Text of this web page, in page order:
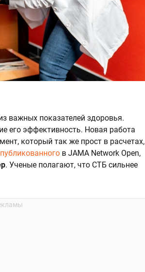
важных показателей здоровья.
его эффективность. Новая работа
который так же прост в расчетах,
в JAMA Network Open,
. Ученые полагают, что СТБ сильнее